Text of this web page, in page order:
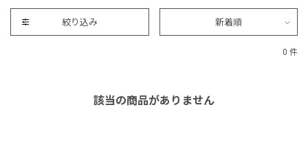
絞り込み 新着順
0 件
該当の商品がありません